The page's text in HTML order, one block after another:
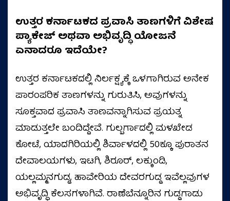
ಉತ್ತರ ಕರ್ನಾಟಕದ ಪ್ರವಾಸಿ ತಾಣಗಳಿಗೆ ವಿಶೇಷ
ಪ್ಯಾಕೇಜ್ ಅಥವಾ ಅಭಿವೃದ್ಧಿ ಯೋಜನೆ
ಏನಾದರೂ ಇದೆಯೇ?
ಉತ್ತರ ಕರ್ನಾಟಕದಲ್ಲಿ ನಿರ್ಲಕ್ಷ್ಯಕ್ಕೆ ಒಳಗಾಗಿರುವ ಅನೇಕ
ಪಾರಂಪರಿಕ ತಾಣಗಳನ್ನು ಗುರುತಿಸಿ, ಅವುಗಳನ್ನು
ಸೂಕ್ತವಾದ ಪ್ರವಾಸಿ ತಾಣವನ್ನಾಗಿಸುವ ಪ್ರಯತ್ನ
ಮಾಡುತ್ತಲೇ ಬಂದಿದ್ದೇವೆ. ಗುಲ್ಬರ್ಗಾದಲ್ಲಿ ಮಳಖೇಡ
ಕೋಟೆ, ಯಾದಗಿರಿಯಲ್ಲಿ ಶಿರ್ವಾಳದಲ್ಲಿ 50ಕ್ಕೂ ಪುರಾತನ
ದೇವಾಲಯಗಳು, ಇಟಗಿ, ಶಿರೂರ್‌, ಲಕ್ಕುಂಡಿ,
ಯಲ್ಲಮ್ಮನಗುಡ್ಡ, ಹಾವೇರಿಯ ದೇವರಗುಡ್ಡ ಇವೆಲ್ಲವುಗಳ
ಅಭಿವೃದ್ಧಿ ಕೆಲಸಗಳಾಗಿವೆ. ರಾಣೆಬೆನ್ನೂರಿನ ಗುಡ್ಡಗಾಡು